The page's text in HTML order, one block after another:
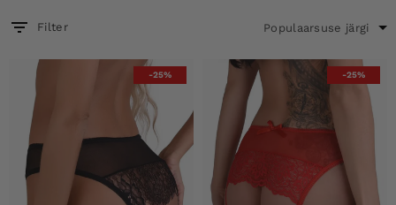
Filter
-25% -25%